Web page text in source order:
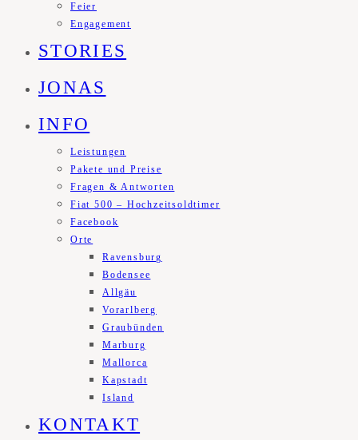
Feier
Engagement
STORIES
JONAS
INFO
Leistungen
Pakete und Preise
Fragen & Antworten
Fiat 500 – Hochzeitsoldtimer
Facebook
Orte
Ravensburg
Bodensee
Allgäu
Vorarlberg
Graubünden
Marburg
Mallorca
Kapstadt
Island
KONTAKT